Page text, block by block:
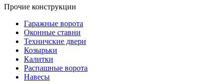
Прочие конструкции
Гаражные ворота
Оконные ставни
Техничские двери
Козырьки
Калитки
Распашные ворота
Навесы